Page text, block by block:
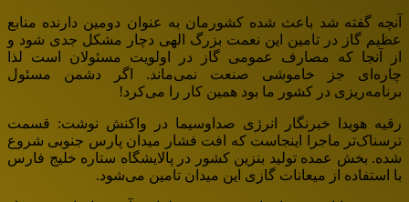
آنچه گفته شد باعث شده کشورمان به عنوان دومین دارنده منابع
عظیم گاز در تامین این نعمت بزرگ الهی دچار مشکل جدی شود و
از آنجا که مصارف عمومی گاز در اولویت مسئولان است لذا
چاره‌ای جز خاموشی صنعت نمی‌ماند. اگر دشمن مسئول
برنامه‌ریزی در کشور ما بود همین کار را می‌کرد!
رقیه هویدا خبرنگار انرژی صداوسیما در واکنش نوشت: قسمت
ترسناک‌تر ماجرا اینجاست که افت فشار میدان پارس جنوبی شروع
شده. بخش عمده تولید بنزین کشور در پالایشگاه ستاره خلیج فارس
با استفاده از میعانات گازی این میدان تامین می‌شود.